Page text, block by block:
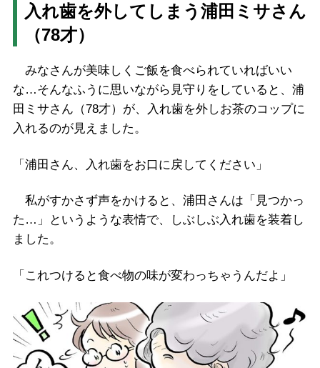
入れ歯を外してしまう浦田ミサさん
（78才）
みなさんが美味しくご飯を食べられていればいい
な…そんなふうに思いながら見守りをしていると、浦
田ミサさん（78才）が、入れ歯を外しお茶のコップに
入れるのが見えました。
「浦田さん、入れ歯をお口に戻してください」
私がすかさず声をかけると、浦田さんは「見つかっ
た…」というような表情で、しぶしぶ入れ歯を装着し
ました。
「これつけると食べ物の味が変わっちゃうんだよ」